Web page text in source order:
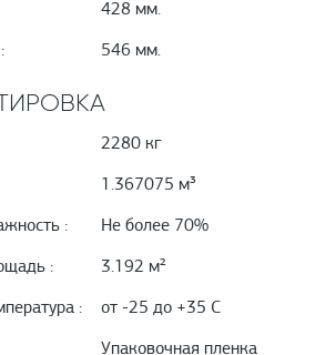
428 мм.
546 мм.
2280 кг
1.367075 м³
: Не более 70%
: 3.192 м²
: от -25 до +35 С
Упаковочная пленка